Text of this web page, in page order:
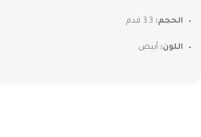
الحجم:
اللون: أبيض